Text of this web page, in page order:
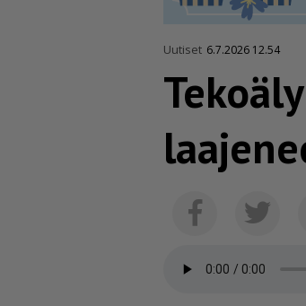
Uutiset 6.7.2026 12.54
Facebook